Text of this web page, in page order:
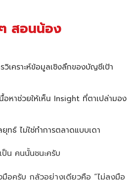
สอนน้อง
เคราะห์ข้อมูลเชิงลึกของบัญชีเป้า
นื้อหาช่วยให้เห็น Insight ที่ตาเปล่ามอง
ทธ์ ไม่ใช่ทำการตลาดแบบเดา
ป็น คนนั้นชนะครับ
อครับ กลัวอย่างเดียวคือ “ไม่ลงมือ